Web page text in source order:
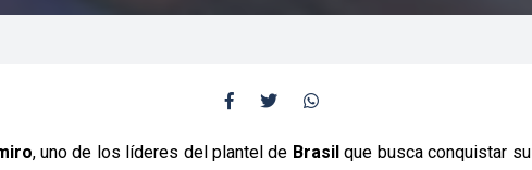
, uno de los líderes del plantel de Brasilque busca conquistar su